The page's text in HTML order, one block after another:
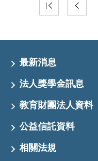
最新消息
法人獎學金訊息
教育財團法人資料
公益信託資料
相關法規